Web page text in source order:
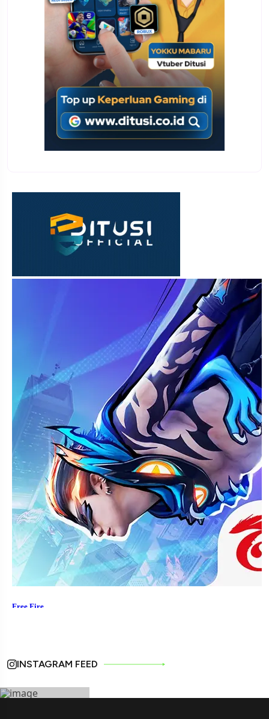
INSTAGRAM FEED